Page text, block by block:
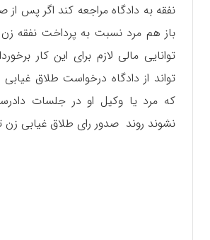
نفقه به دادگاه مراجعه کند اگر پس از
باز هم مرد نسبت به پرداخت نفقه زن
توانایی مالی لازم برای این کار
تواند از دادگاه درخواست طلاق
که مرد یا وکیل او در جلسات
نشوند روند صدور رای طلاق غیابی